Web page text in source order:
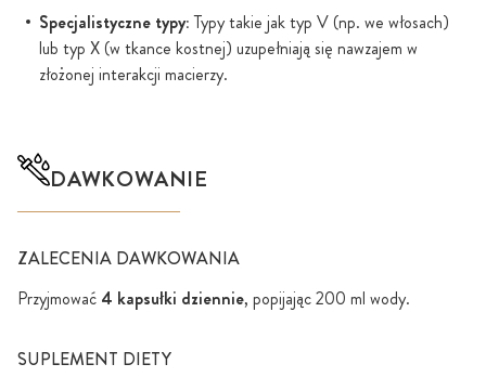
Specjalistyczne typy:Typy takie jak typ V (np. we włosach)
lub typ X (w tkance kostnej) uzupełniają się nawzajem w
złożonej interakcji macierzy.
DAWKOWANIE
ZALECENIA DAWKOWANIA
Przyjmować 4 kapsułki dziennie, popijając 200 ml wody.
SUPLEMENT DIETY